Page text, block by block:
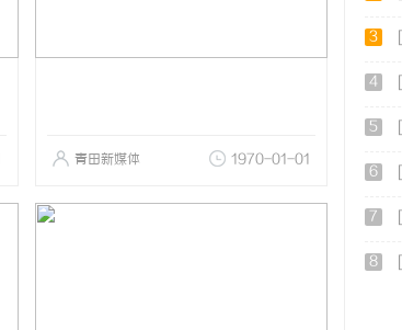
青田新媒体 1970-01-01
3
4
5
6
7
8